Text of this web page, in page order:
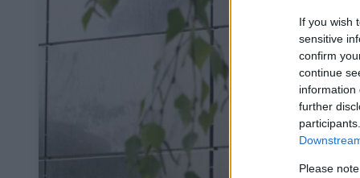
If you wish
sensitive
confirm
continue
information
further
Please